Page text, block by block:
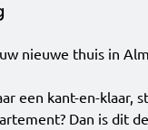
nieuwe thuis in
een kant-en-klaar,
Dan is dit